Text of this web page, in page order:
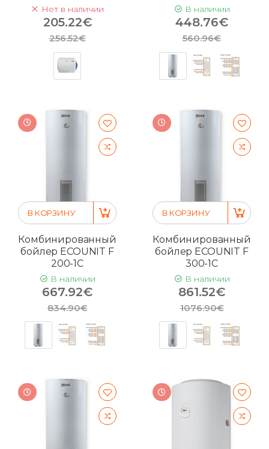
Нет в наличии
205.22€
256.52€
В наличии
448.76€
560.96€
В КОРЗИНУ
Комбинированный
бойлер ECOUNIT F
200-1C
В наличии
667.92€
834.90€
В КОРЗИНУ
Комбинированный
бойлер ECOUNIT F
300-1C
В наличии
861.52€
1076.90€